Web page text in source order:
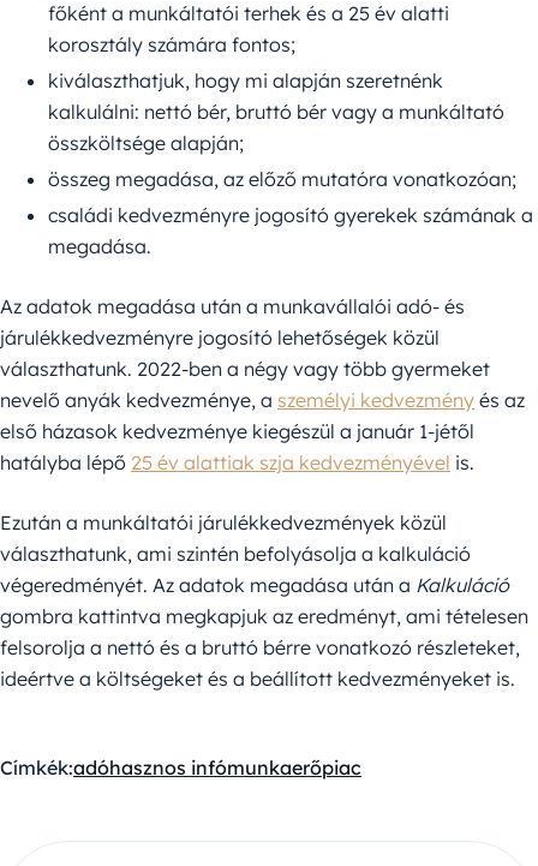
főként a munkáltatói terhek és a 25 év alatti
korosztály számára fontos;
kiválaszthatjuk, hogy mi alapján szeretnénk
kalkulálni: nettó bér, bruttó bér vagy a munkáltató
összköltsége alapján;
összeg megadása, az előző mutatóra vonatkozóan;
családi kedvezményre jogosító gyerekek számának a
megadása.
Az adatok megadása után a munkavállalói adó- és
járulékkedvezményre jogosító lehetőségek közül
választhatunk. 2022-ben a négy vagy több gyermeket
nevelő anyák kedvezménye, a személyi kedvezmény és az
első házasok kedvezménye kiegészül a január 1-jétől
hatályba lépő 25 év alattiak szja kedvezményével is.
Ezután a munkáltatói járulékkedvezmények közül
választhatunk, ami szintén befolyásolja a kalkuláció
végeredményét. Az adatok megadása után a Kalkuláció
gombra kattintva megkapjuk az eredményt, ami tételesen
felsorolja a nettó és a bruttó bérre vonatkozó részleteket,
ideértve a költségeket és a beállított kedvezményeket is.
Címkék:adóhasznos infómunkaerőpiac